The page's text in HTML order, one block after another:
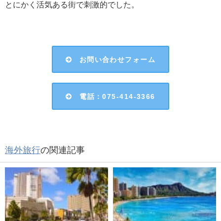
とにかく活気ある街で刺激的でした。
お問い合わせフォーム
電話：075-414-3366
海外旅行の関連記事